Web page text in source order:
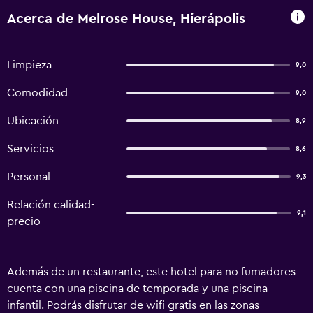
Acerca de Melrose House, Hierápolis
Limpieza 9,0
Comodidad 9,0
Ubicación 8,9
Servicios 8,6
Personal 9,3
Relación calidad-
precio
9,1
Además de un restaurante, este hotel para no fumadores
cuenta con una piscina de temporada y una piscina
infantil. Podrás disfrutar de wifi gratis en las zonas